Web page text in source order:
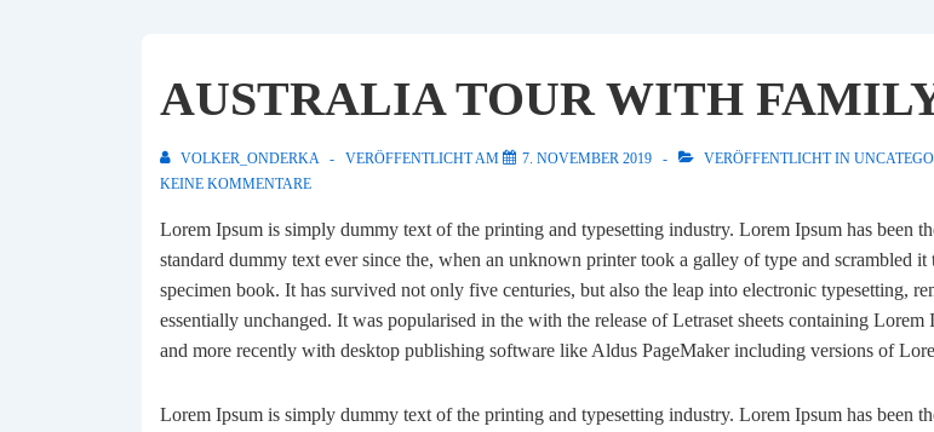
AUSTRALIA TOUR WITH
VOLKER_ONDERKA VERÖFFENTLICHT AM 7. NOVEMBER 2019 VERÖFFENTLICHT IN
KEINE KOMMENTARE
Lorem Ipsum is simply dummy text of the printing and typesetting industry. Lorem Ipsum has been
standard dummy text ever since the, when an unknown printer took a galley of type and scrambled it
specimen book. It has survived not only five centuries, but also the leap into electronic typesetting,
essentially unchanged. It was popularised in the with the release of Letraset sheets containing Lorem
and more recently with desktop publishing software like Aldus PageMaker including versions of
Lorem Ipsum is simply dummy text of the printing and typesetting industry. Lorem Ipsum has been